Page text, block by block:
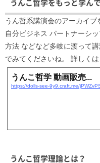
うんこ哲学をもっと学ん
うん哲系講演会のアーカイ
自分ビジネス パートナーシ
方法 などなど多岐に渡って
でみてくださいね。 詳しく
うんこ哲学 動画販売...
https://dolls-see-9y9.craft.me/
うんこ哲学理論とは？